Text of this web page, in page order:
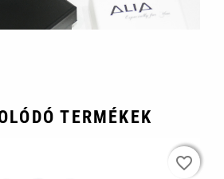
TERMÉKEK
favorite_border
favorite_border